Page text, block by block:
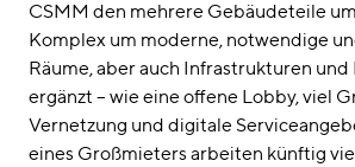
CSMM den mehrere Gebäudeteile
Komplex um moderne, notwendige
Räume, aber auch Infrastrukturen und
ergänzt – wie eine offene Lobby, viel
Vernetzung und digitale
eines Großmieters arbeiten künftig